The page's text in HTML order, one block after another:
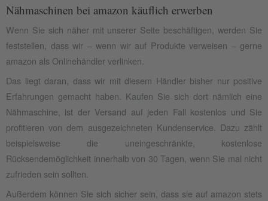
Nähmaschinen bei amazon käuflich erwerben
Wenn Sie sich näher mit unserer Seite beschäftigen, werden Sie
feststellen, dass wir – wenn wir auf Produkte verweisen – gerne
amazon als Onlinehändler verlinken.
Das liegt daran, dass wir mit diesem Händler bisher nur positive
Erfahrungen gemacht haben. Kaufen Sie sich dort nämlich eine
Nähmaschine, ist der Versand auf jeden Fall kostenlos und Sie
profitieren von dem ausgezeichneten Kundenservice. Dazu zählt
beispielsweise die uneingeschränkte, kostenlose
Rücksendemöglichkeit innerhalb von 30 Tagen, wenn Sie mal nicht
zufrieden sein sollten.
Außerdem können Sie sich sicher sein, dass sie auf amazon stets